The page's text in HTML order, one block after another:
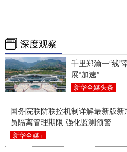
深度观察
千里郑渝一“线
展“加速”
新华全媒头条
国务院联防联控机制详解最新版
员隔离管理期限 强化监测预警
新华全媒+